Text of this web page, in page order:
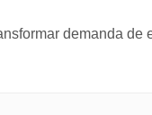
facilita